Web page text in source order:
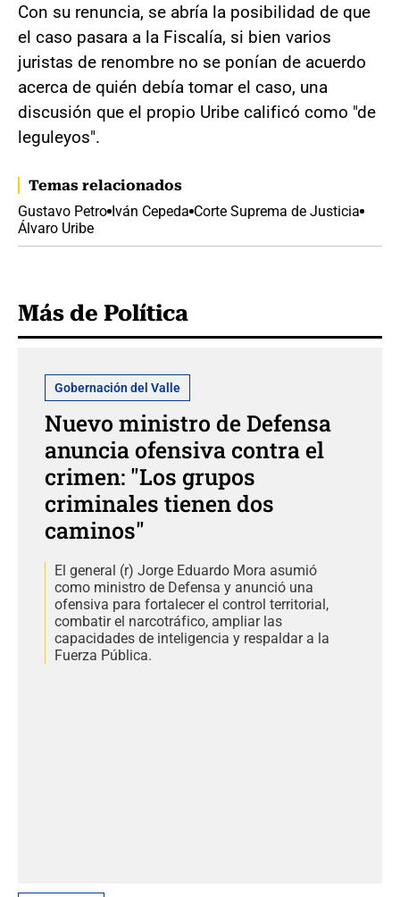
Con su renuncia, se abría la posibilidad de que
el caso pasara a la Fiscalía, si bien varios
juristas de renombre no se ponían de acuerdo
acerca de quién debía tomar el caso, una
discusión que el propio Uribe calificó como "de
leguleyos".
Temas relacionados
Gustavo Petro Iván Cepeda Corte Suprema de Justicia
Álvaro Uribe
Más de Política
Gobernación del Valle
Nuevo ministro de Defensa
anuncia ofensiva contra el
crimen: "Los grupos
criminales tienen dos
caminos"
El general (r) Jorge Eduardo Mora asumió
como ministro de Defensa y anunció una
ofensiva para fortalecer el control territorial,
combatir el narcotráfico, ampliar las
capacidades de inteligencia y respaldar a la
Fuerza Pública.